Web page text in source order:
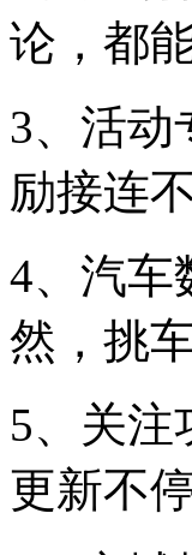
论，都
3、活动
励接连
4、汽车
然，挑
5、关注
更新不